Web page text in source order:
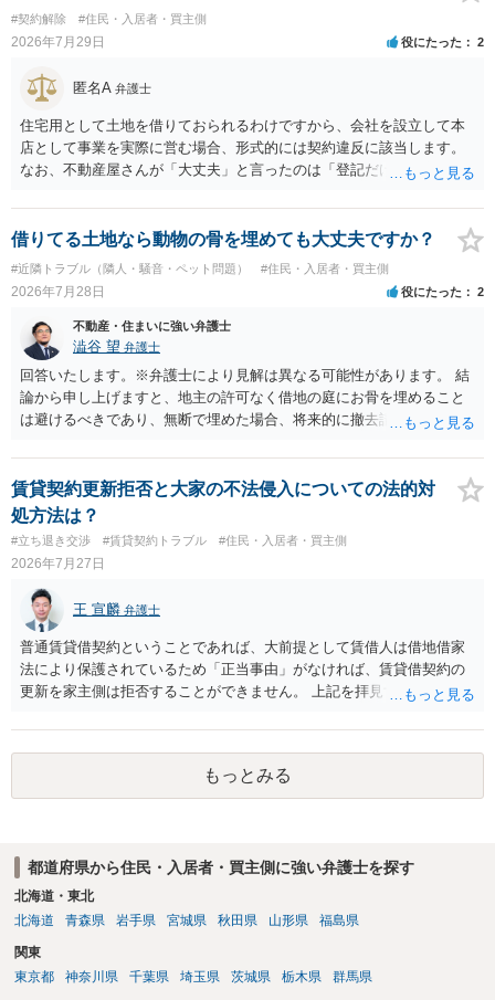
#契約解除 #住民・入居者・買主側
2026年7月29日 役にたった 2
匿名A 弁護士
住宅用として土地を借りておられるわけですから、会社を設立して本
店として事業を実際に営む場合、形式的には契約違反に該当します。
なお、不動産屋さんが「大丈夫」と言ったのは「登記だけなら実務上
れますが、これは法的な保証ではありません。 ただ、解除まで認めら
れるかどうかについては信頼関係が破壊されたかどうかで判断されま
すので、建物を事務所・店舗用に大きく改築する等までなさらない限
り、リスクはそれほど大きくないかもしれません。 しかしそれでも、
大家さんが契約違反を口実に、将来の更新時に更新料の上乗せを要求
したり、立ち退きを迫る材料に使ったりする可能性は否定できませ
ん。
借りてる土地なら動物の骨を埋めても大丈夫ですか？
#近隣トラブル（隣人・騒音・ペット問題） #住民・入居者・買主側
2026年7月28日 役にたった 2
不動産・住まいに強い弁護士
澁谷 望 弁護士
回答いたします。※弁護士により見解は異なる可能性があります。 結
論から申し上げますと、地主の許可なく借地の庭にお骨を埋めること
は避けるべきであり、無断で埋めた場合、将来的に撤去請求や退去時
上、自分のペットの遺骨を埋める行為自体は墓地埋葬法違反や不法投
棄には該当しないため、犯罪になるわけではありません。しかし、建
物の所有者は質問者様であっても、土地の所有権はあくまで地主にあ
ります。そのため、地主に無断でお骨を埋める行為は、他人の所有権
を侵害する行為や、借地人としての善管注意義務違反とみなされる可
能性が高いのが私見です。 どうしてもお近くで供養されたい場合は、
事前に地主へ相談して許可を得るか、土地に直接埋めずに大きめの鉢
植え等で供養する「プランター葬」や、ペット霊園等への納骨を検討
されるのが確実かと思います。
賃貸契約更新拒否と大家の不法侵入についての法的対
処方法は？
#立ち退き交渉 #賃貸契約トラブル #住民・入居者・買主側
2026年7月27日
王 宣麟 弁護士
普通賃貸借契約ということであれば、大前提として賃借人は借地借家
法により保護されているため「正当事由」がなければ、賃貸借契約の
更新を家主側は拒否することができません。 上記を拝見する限り、通
定期確認させてもらないこと」が直ちに正当事由に当たるとは思えま
せんので、更新拒絶を拒否される方向性でよろしいかと存じます。 そ
の交渉の中で、一定の金銭をもらえれば退去には応じる旨交渉をして
みるのはいかがでしょうか。 過去に賃借人の許可なく無断で賃貸人が
のも一つでしょう。
もっとみる
都道府県から住民・入居者・買主側に強い弁護士を探す
北海道・東北
北海道
青森県 岩手県 宮城県 秋田県 山形県 福島県
関東
東京都
神奈川県 千葉県 埼玉県 茨城県 栃木県 群馬県